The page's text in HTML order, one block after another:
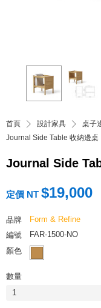
首頁 設計家具 桌子
Journal Side Table 收納邊桌
Journal Side
定價 NT $19,000
品牌
Form & Refine
編號
FAR-1500-NO
顏色
數量
1